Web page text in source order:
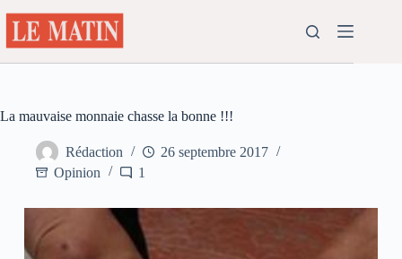
au
contenu
La mauvaise monnaie chasse la bonne !!!
Rédaction
26 septembre 2017
Opinion
1